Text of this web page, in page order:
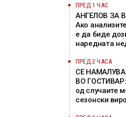
ПРЕД 1 ЧАС
АНГЕЛОВ ЗА
Ако
е да биде
наредната
ПРЕД 2 ЧАСА
СЕ
ВО ГОСТИВАР:
од случаите
сезонски